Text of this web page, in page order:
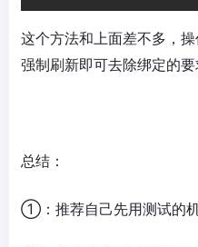
这个方法和上面差不多，
强制刷新即可去除绑定的
总结：
①：推荐自己先用测试的机